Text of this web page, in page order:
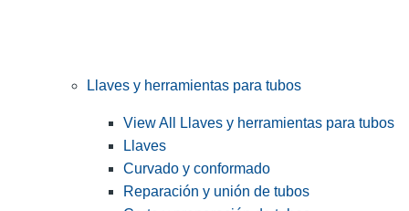
Llaves y herramientas para tubos
View All Llaves y herramientas para tubos
Llaves
Curvado y conformado
Reparación y unión de tubos